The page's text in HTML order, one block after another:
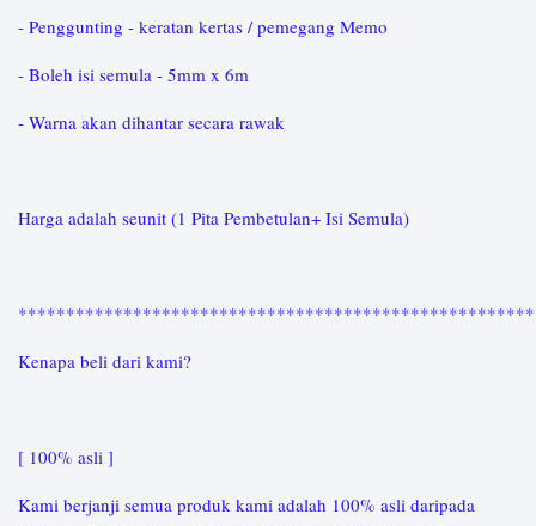
- Penggunting - keratan kertas / pemegang Memo
- Boleh isi semula - 5mm x 6m
- Warna akan dihantar secara rawak
Harga adalah seunit (1 Pita Pembetulan+ Isi Semula)
Kenapa beli dari kami?
[ 100% asli ]
Kami berjanji semua produk kami adalah 100% asli daripada